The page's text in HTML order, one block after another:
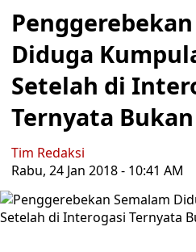
Diduga
Setelah di
Ternyata Bukan
Tim Redaksi
Rabu, 24 Jan 2018 - 10:41 AM